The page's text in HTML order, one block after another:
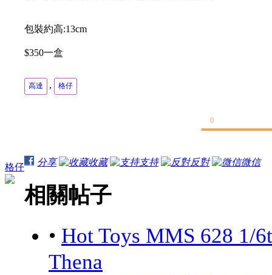
格仔
包裝約高:13cm
$350一盒
高達 , 格仔
0
分享 收藏 支持 反對 微信
相關帖子
• Hot Toys MMS 628 1/
Thena